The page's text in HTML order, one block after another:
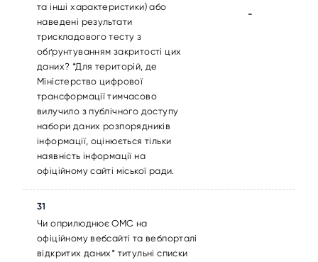
та інші характеристики) або
наведені результати
трискладового тесту з
обґрунтуванням закритості цих
даних? *Для територій, де
Міністерство цифрової
трансформації тимчасово
вилучило з публічного доступу
набори даних розпорядників
інформації, оцінюється тільки
наявність інформації на
офіційному сайті міської ради.
-
31
Чи оприлюднює ОМС на
офіційному вебсайті та вебпорталі
відкритих даних* титульні списки